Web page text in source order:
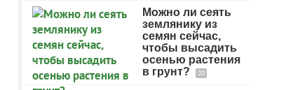
Можно ли сеять
землянику из
семян сейчас,
чтобы высадить
осенью растения
в грунт?
20